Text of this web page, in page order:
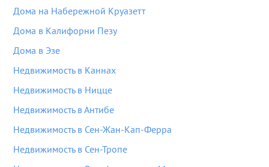
Дома на Набережной Круазетт
Дома в Калифорни Пезу
Дома в Эзе
Недвижимость в Каннах
Недвижимость в Ницце
Недвижимость в Антибе
Недвижимость в Сен-Жан-Кап-Ферра
Недвижимость в Сен-Тропе